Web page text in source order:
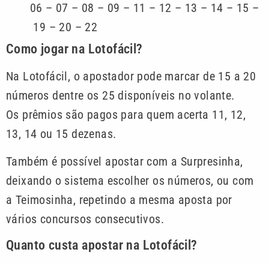
06 – 07 – 08 – 09 – 11 – 12 – 13 – 14 – 15 –
19 – 20 – 22
Como jogar na Lotofácil?
Na Lotofácil, o apostador pode marcar de 15 a 20
números dentre os 25 disponíveis no volante.
Os prêmios são pagos para quem acerta 11, 12,
13, 14 ou 15 dezenas.
Também é possível apostar com a Surpresinha,
deixando o sistema escolher os números, ou com
a Teimosinha, repetindo a mesma aposta por
vários concursos consecutivos.
Quanto custa apostar na Lotofácil?